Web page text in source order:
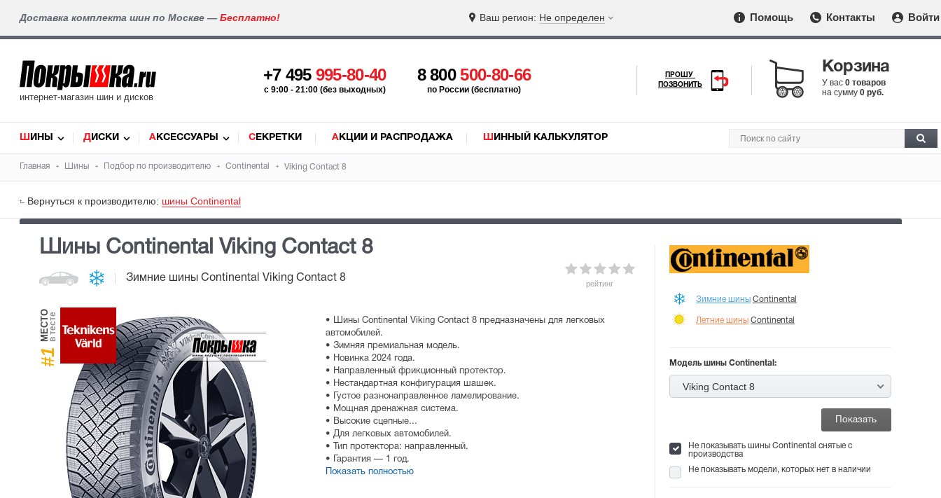
Доставка комплекта шин по Москве — Бесплатно! Ваш регион: Не определен Помощь Контакты Войти
интернет-магазин шин и дисков
+7 495 995-80-40
c 9:00 - 21:00 (без выходных)
8 800500-80-66
по России (бесплатно)
ПРОШУ
ПОЗВОНИТЬ
Корзина
У вас 0 товаров
на сумму 0 руб.
ШИНЫ ДИСКИ АКСЕССУАРЫ СЕКРЕТКИ АКЦИИ И РАСПРОДАЖА ШИННЫЙ КАЛЬКУЛЯТОР
Главная Шины Подбор по производителю Continental Viking Contact 8
Вернуться к производителю: шины Continental
Шины Continental Viking Contact 8
Зимние шины Continental Viking Contact 8
рейтинг
#1
МЕСТОв тесте
• Шины Continental Viking Contact 8 предназначены для легковых
автомобилей.
• Зимняя премиальная модель.
• Новинка 2024 года.
• Направленный фрикционный протектор.
• Нестандартная конфигурация шашек.
• Густое разнонаправленное ламелирование.
• Мощная дренажная система.
• Высокие сцепные...
• Для легковых автомобилей.
• Тип протектора: направленный.
• Гарантия — 1 год.
Показать полностью
Зимние шины Continental
Летние шины Continental
Модель шины Continental:
Viking Contact 8
Не показывать шины Continental снятые с
производства
Не показывать модели, которых нет в наличии